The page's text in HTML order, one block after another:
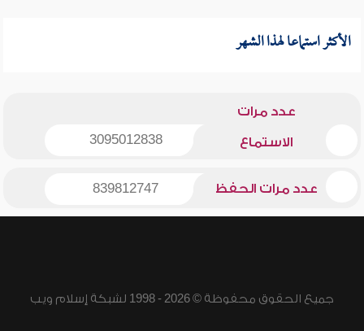
الأكثر استماعا لهذا الشهر
عدد مرات
الاستماع 3095012838
عدد مرات الحفظ 839812747
جميع الحقوق محفوظة © 2026 - 1998 لشبكة إسلام ويب